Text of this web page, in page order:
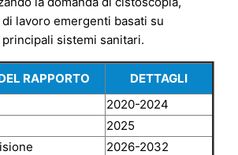
lavoro emergenti basati su
sistemi sanitari.
RAPPORTO
DETTAGLI
2020-2024
2025
2026-2032